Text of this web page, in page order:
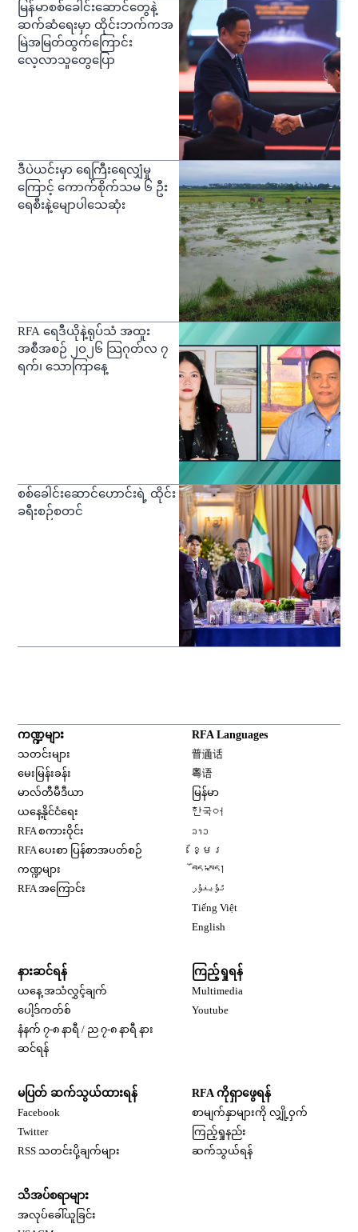
မြန်မာစစ်ခေါင်းဆောင်တွေနဲ့
ဆက်ဆံရေးမှာ ထိုင်းဘက်ကအ
မြဲအမြတ်ထွက်ကြောင်း
လေ့လာသူတွေပြော
ဒီပဲယင်းမှာ ရေကြီးရေလျှံမှု
ကြောင့် ကောက်စိုက်သမ ၆ ဦး
ရေစီးနဲ့မျောပါသေဆုံး
RFA ရေဒီယိုနဲ့ရုပ်သံ အထူး
အစီအစဉ် ၂ဝ၂၆ သြဂုတ်လ ၇
ရက်၊ သောကြာနေ့
စစ်ခေါင်းဆောင်ဟောင်းရဲ့ ထိုင်း
ခရီးစဉ်စတင်
ကဏ္ဍများ
သတင်းများ
မေးမြန်းခန်း
မာလ်တီမီဒီယာ
ယနေ့နိုင်ငံရေး
RFA စကားဝိုင်း
RFA ပေးစာ ပြန်စာအပတ်စဉ်
ကဏ္ဍများ
RFA အကြောင်း
RFA Languages
普通话
粤语
မြန်မာ
한국어
ລາວ
ខ្មែរ
བོད་སྐད།
ئۇيغۇر
Tiếng Việt
English
နားဆင်ရန်
ယနေ့ အသံလွှင့်ချက်
ပေါ့ဒ်ကတ်စ်
နံနက် ၇-၈ နာရီ / ည ၇-၈ နာရီ နား
ဆင်ရန်
ကြည့်ရှုရန်
Multimedia
Youtube
မပြတ် ဆက်သွယ်ထားရန်
Facebook
Twitter
RSS သတင်းပို့ချက်များ
RFA ကိုရှာဖွေရန်
စာမျက်နှာများကို လျှို့ဝှက်
ကြည့်ရှုနည်း
ဆက်သွယ်ရန်
သိအပ်စရာများ
အလုပ်ခေါ်ယူခြင်း